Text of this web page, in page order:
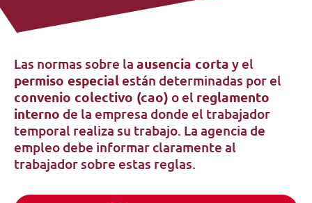
Las normas sobre la ausencia corta y el
permiso especial están determinadas por el
convenio colectivo (cao) o el reglamento
interno de la empresa donde el trabajador
temporal realiza su trabajo. La agencia de
empleo debe informar claramente al
trabajador sobre estas reglas.